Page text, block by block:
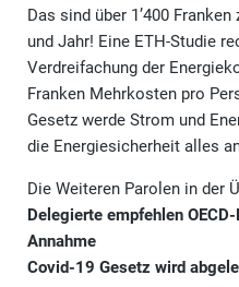
Das sind über 1’400
und Jahr! Eine ETH-Studie
Verdreifachung der
Franken Mehrkosten pro
Gesetz werde Strom und
die Energiesicherheit alles
Die Weiteren Parolen in der
Delegierte empfehlen
Annahme
Covid-19 Gesetz wird